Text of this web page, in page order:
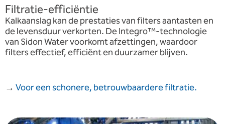
Filtratie-efficiëntie
Kalkaanslag kan de prestaties van filters aantasten en
de levensduur verkorten. De Integro™-technologie
van Sidon Water voorkomt afzettingen, waardoor
filters effectief, efficiënt en duurzamer blijven.
→ Voor een schonere, betrouwbaardere filtratie.